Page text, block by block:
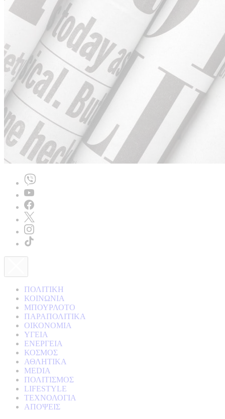
ΠΟΛΙΤΙΚΗ
ΚΟΙΝΩΝΙΑ
ΜΠΟΥΡΛΟΤΟ
ΠΑΡΑΠΟΛΙΤΙΚΑ
ΟΙΚΟΝΟΜΙΑ
ΥΓΕΙΑ
ΕΝΕΡΓΕΙΑ
ΚΟΣΜΟΣ
ΑΘΛΗΤΙΚΑ
MEDIA
ΠΟΛΙΤΙΣΜΟΣ
LIFESTYLE
ΤΕΧΝΟΛΟΓΙΑ
ΑΠΟΨΕΙΣ